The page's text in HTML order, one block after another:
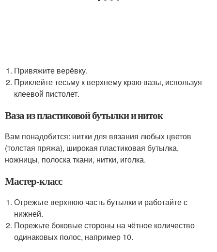
Привяжите верёвку.
Приклейте тесьму к верхнему краю вазы, используя
клеевой пистолет.
Ваза из пластиковой бутылки и ниток
Вам понадобится: нитки для вязания любых цветов
(толстая пряжа), широкая пластиковая бутылка,
ножницы, полоска ткани, нитки, иголка.
Мастер-класс
Отрежьте верхнюю часть бутылки и работайте с
нижней.
Порежьте боковые стороны на чётное количество
одинаковых полос, например 10.